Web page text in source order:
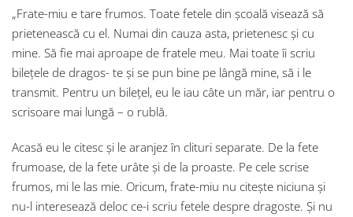
„Frate-miu e tare frumos. Toate fetele din școală visează să
prietenească cu el. Numai din cauza asta, prietenesc și cu
mine. Să fie mai aproape de fratele meu. Mai toate îi scriu
bilețele de dragos- te și se pun bine pe lângă mine, să i le
transmit. Pentru un bilețel, eu le iau câte un măr, iar pentru o
scrisoare mai lungă – o rublă.
Acasă eu le citesc și le aranjez în clituri separate. De la fete
frumoase, de la fete urâte și de la proaste. Pe cele scrise
frumos, mi le las mie. Oricum, frate-miu nu citește niciuna și
nu-l interesează deloc ce-i scriu fetele despre dragoste. Și nu